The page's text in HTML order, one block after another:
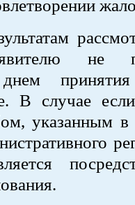
не
В случае
указанным